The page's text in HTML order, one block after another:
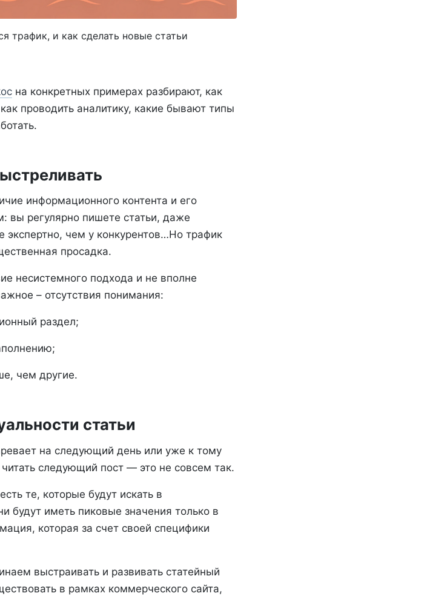
трафик, и как сделать новые статьи
на конкретных примерах разбирают, как
проводить аналитику, какие бывают типы
информационного контента и его
вы регулярно пишете статьи, даже
чем у конкурентов…Но трафик
просадка.
несистемного подхода и не вполне
– отсутствия понимания:
раздел;
чем другие.
статьи
на следующий день или уже к тому
следующий пост — это не совсем так.
те, которые будут искать в
будут иметь пиковые значения только в
которая за счет своей специфики
выстраивать и развивать статейный
в рамках коммерческого сайта,